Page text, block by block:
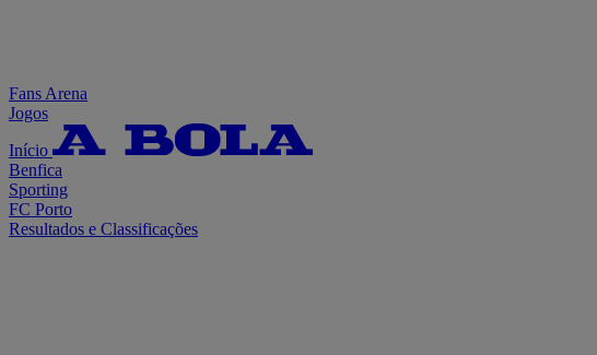
Fans Arena
Jogos
Início
Benfica
Sporting
FC Porto
Resultados e Classificações